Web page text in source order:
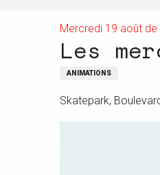
Mercredi 19 août de
Les
ANIMATIONS
Skatepark,